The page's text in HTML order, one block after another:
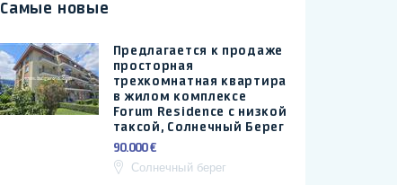
Самые новые
Предлагается к продаже
просторная
трехкомнатная квартира
в жилом комплексе
Forum Residence с низкой
таксой, Солнечный Берег
90.000 €
Солнечный берег